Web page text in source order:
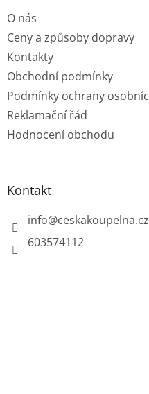
O nás
Ceny a způsoby dopravy
Kontakty
Obchodní podmínky
Podmínky ochrany
Reklamační řád
Hodnocení obchodu
Kontakt
info@ceskakoupelna.cz
603574112